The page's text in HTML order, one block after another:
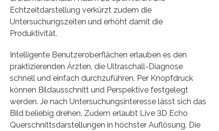
Echtzeitdarstellung verkürzt zudem die
Untersuchungszeiten und erhöht damit die
Produktivität.
Intelligente Benutzeroberflächen erlauben es den
praktizierenden Ärzten, die Ultraschall-Diagnose
schnell und einfach durchzuführen. Per Knopfdruck
können Bildausschnitt und Perspektive festgelegt
werden. Je nach Untersuchungsinteresse lässt sich das
Bild beliebig drehen. Zudem erlaubt Live 3D Echo
Querschnittsdarstellungen in höchster Auflösung. Die